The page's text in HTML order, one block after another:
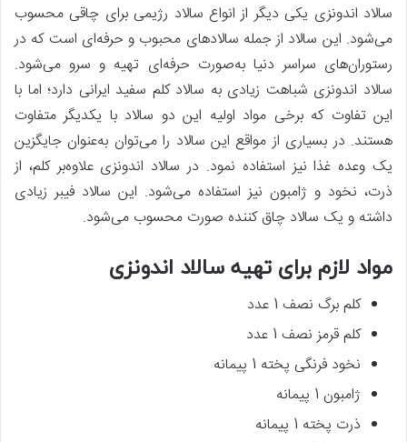
سالاد اندونزی یکی دیگر از انواع سالاد رژیمی برای چاقی محسوب
می‌شود. این سالاد از جمله سالادهای محبوب و حرفه‌ای است که در
رستوران‌های سراسر دنیا به‌صورت حرفه‌ای تهیه و سرو می‌شود.
سالاد اندونزی شباهت زیادی به سالاد کلم سفید ایرانی دارد؛ اما با
این تفاوت که برخی مواد اولیه این دو سالاد با یکدیگر متفاوت
هستند. در بسیاری از مواقع این سالاد را می‌توان به‌عنوان جایگزین
یک وعده غذا نیز استفاده نمود. در سالاد اندونزی علاوه‌بر کلم، از
ذرت، نخود و ژامبون نیز استفاده‌ می‌شود. این سالاد فیبر زیادی
داشته و یک سالاد چاق‌ کننده صورت محسوب می‌شود.
مواد لازم برای تهیه سالاد اندونزی
کلم برگ نصف 1 عدد
کلم قرمز نصف 1 عدد
نخود فرنگی پخته 1 پیمانه
ژامبون 1 پیمانه
ذرت پخته 1 پیمانه